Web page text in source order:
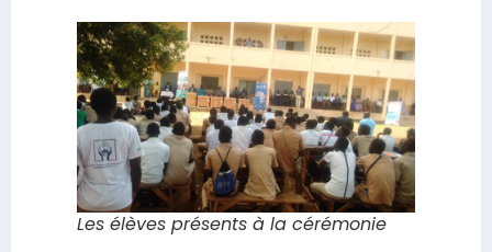
Les élèves présents à la cérémonie